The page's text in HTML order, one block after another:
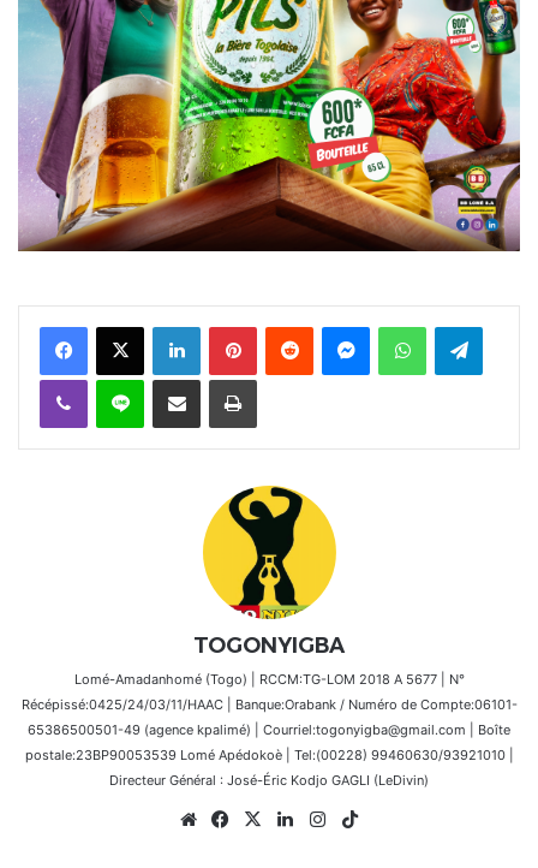
FacebookX Linkedin PinterestReddit MessengerWhatsAppTelegram
Viber Ligne Partager par email Imprimer
TOGONYIGBA
Lomé-Amadanhomé (Togo) | RCCM:TG-LOM 2018 A 5677 | N°
Récépissé:0425/24/03/11/HAAC | Banque:Orabank / Numéro de Compte:06101-
65386500501-49 (agence kpalimé) | Courriel:togonyigba@gmail.com | Boîte
postale:23BP90053539 Lomé Apédokoè | Tel:(00228) 99460630/93921010 |
Directeur Général : José-Éric Kodjo GAGLI (LeDivin)
WebsiteFacebook
X LinkedinInstagram